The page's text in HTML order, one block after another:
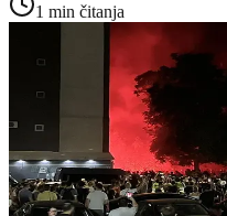
1 min čitanja